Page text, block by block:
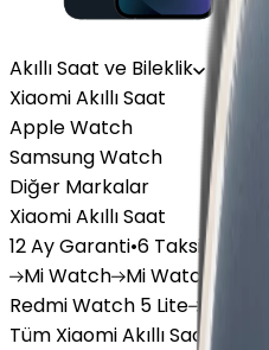
Akıllı Saat ve Bileklik
Xiaomi Akıllı Saat
Apple Watch
Samsung Watch
Diğer Markalar
Xiaomi Akıllı Saat
12 Ay Garanti•6 Taksit
MiWatch MiWatch Lite
RedmiWatch 5 Lite Redmi
Tüm Xiaomi Akıllı Saat'lar